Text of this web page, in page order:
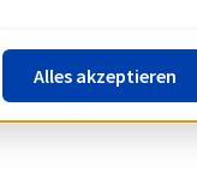
Alles akzeptieren